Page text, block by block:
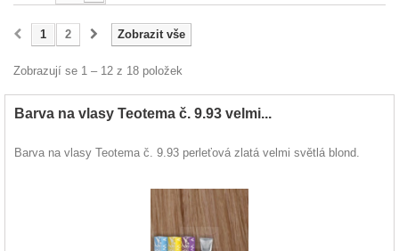
Zobrazit vše
1 2
Zobrazují se 1 – 12 z 18 položek
Barva na vlasy Teotema č. 9.93 velmi...
Barva na vlasy Teotema č. 9.93 perleťová zlatá velmi světlá blond.